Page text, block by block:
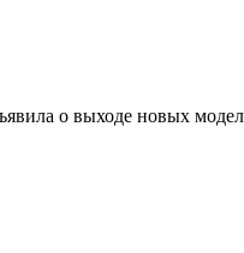
о выходе новых